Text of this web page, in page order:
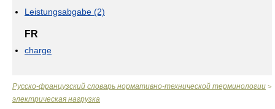
Leistungsabgabe (2)
FR
charge
Русско-французский словарь нормативно-технической терминологии >
электрическая нагрузка